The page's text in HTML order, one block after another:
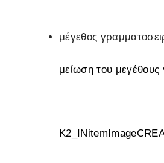
μέγεθος
μείωση του μεγέθους